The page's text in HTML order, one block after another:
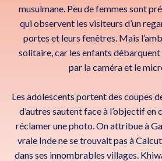
musulmane. Peu de femmes sont
qui observent les visiteurs d’un
portes et leurs fenêtres. Mais
solitaire, car les enfants
par la caméra et le
Les adolescents portent des coupes
d’autres sautent face à l’objectif en
réclamer une photo. On attribue à
vraie Inde ne se trouvait pas à
dans ses innombrables villages.